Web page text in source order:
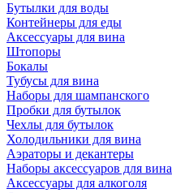
Бутылки для воды
Контейнеры для еды
Аксессуары для вина
Штопоры
Бокалы
Тубусы для вина
Наборы для шампанского
Пробки для бутылок
Чехлы для бутылок
Холодильники для вина
Аэраторы и декантеры
Наборы аксессуаров для вина
Аксессуары для алкоголя